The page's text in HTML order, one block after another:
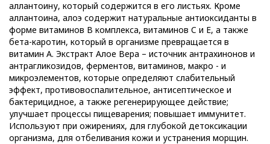
аллантоину, который содержится в его листьях. Кроме
аллантоина, алоэ содержит натуральные антиоксиданты в
форме витаминов B комплекса, витаминов C и E, а также
бета-каротин, который в организме превращается в
витамин А. Экстракт Алое Вера – источник антрахинонов и
антрагликозидов, ферментов, витаминов, макро - и
микроэлементов, которые определяют слабительный
эффект, противовоспалительное, антисептическое и
бактерицидное, а также регенерирующее действие;
улучшает процессы пищеварения; повышает иммунитет.
Используют при ожирениях, для глубокой детоксикации
организма, для отбеливания кожи и устранения морщин.